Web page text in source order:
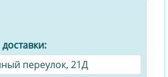
переулок, 21Д